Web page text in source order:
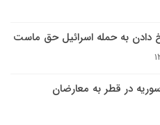
دادن به حمله اسرائیل حق ماست
در قطر به معارضان